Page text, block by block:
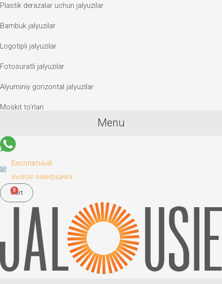
Plastik derazalar uchun jalyuzilar
Bambuk jalyuzilar
Logotipli jalyuzilar
Fotosuratli jalyuzilar
Alyuminiy gorizontal jalyuzilar
Moskit to‘rlari
Menu
Бесплатный
вызов замерщика
0
Cart